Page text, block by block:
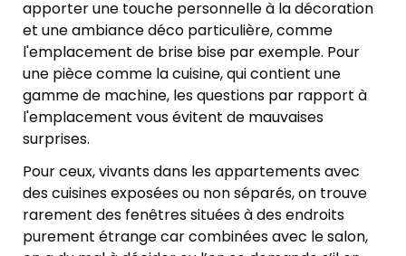
apporter une touche personnelle à la décoration
et une ambiance déco particulière, comme
l'emplacement de brise bise par exemple. Pour
une pièce comme la cuisine, qui contient une
gamme de machine, les questions par rapport à
l'emplacement vous évitent de mauvaises
surprises.
Pour ceux, vivants dans les appartements avec
des cuisines exposées ou non séparés, on trouve
rarement des fenêtres situées à des endroits
purement étrange car combinées avec le salon,